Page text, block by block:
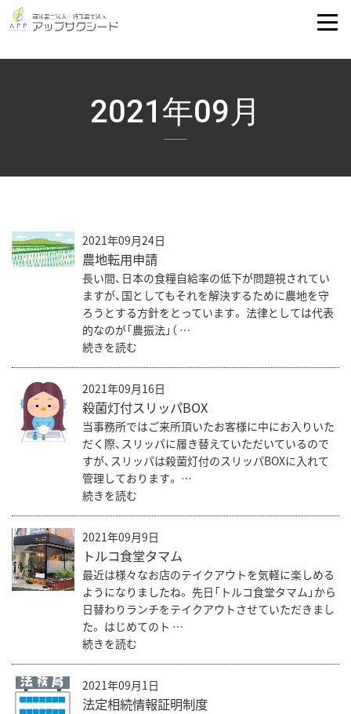
2021年09月
2021年09月24日
農地転用申請
長い間、日本の食糧自給率の低下が問題視されてい
ますが、国としてもそれを解決するために農地を守
ろうとする方針をとっています。 法律としては代表
的なのが「農振法」（ …
続きを読む
2021年09月16日
殺菌灯付スリッパBOX
当事務所ではご来所頂いたお客様に中にお入りいた
だく際、スリッパに履き替えていただいているので
すが、スリッパは殺菌灯付のスリッパBOXに入れて
管理しております。 …
続きを読む
2021年09月9日
トルコ食堂タマム
最近は様々なお店のテイクアウトを気軽に楽しめる
ようになりましたね。 先日「トルコ食堂タマム」から
日替わりランチをテイクアウトさせていただきまし
た。 はじめてのト …
続きを読む
2021年09月1日
法定相続情報証明制度